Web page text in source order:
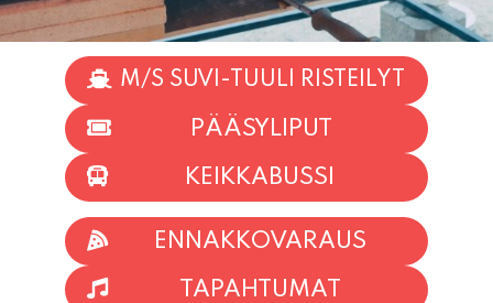
M/S SUVI-TUULI RISTEILYT
PÄÄSYLIPUT
KEIKKABUSSI
ENNAKKOVARAUS
TAPAHTUMAT